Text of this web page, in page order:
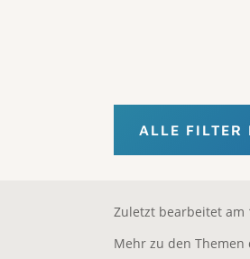
ALLE FILTER
Zuletzt bearbeitet am
Mehr zu den Themen